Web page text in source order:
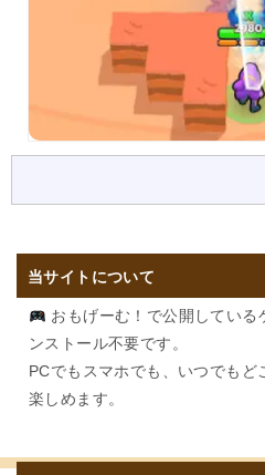
当サイトについて
おもげーむ！で公開している
ンストール不要です。
PCでもスマホでも、いつでもど
楽しめます。